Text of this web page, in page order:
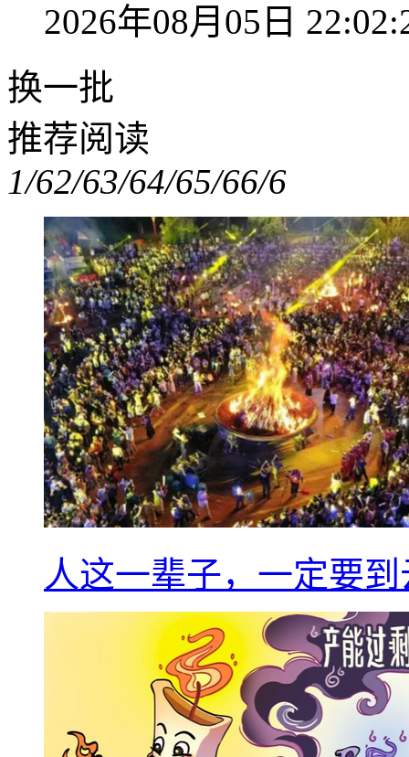
2026年08月05日
换一批
推荐阅读
1/62/63/64/65/66/6
人这一辈子，一定要